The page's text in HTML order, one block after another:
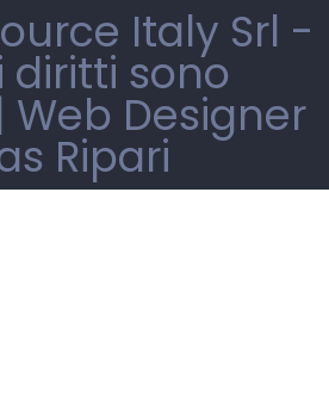
Italy Srl -
diritti sono
Web Designer
Ripari